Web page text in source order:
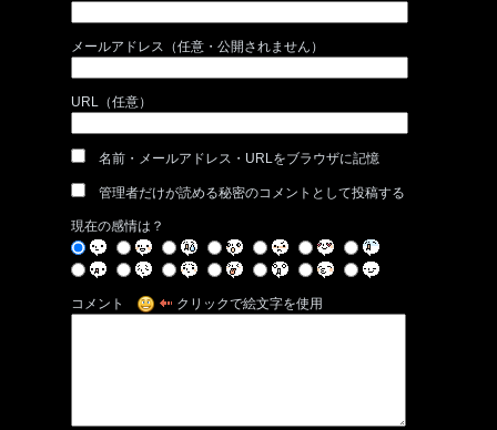
メールアドレス（任意・公開されません）
URL（任意）
名前・メールアドレス・URLをブラウザに記憶
管理者だけが読める秘密のコメントとして投稿する
現在の感情は？
コメント クリックで絵文字を使用